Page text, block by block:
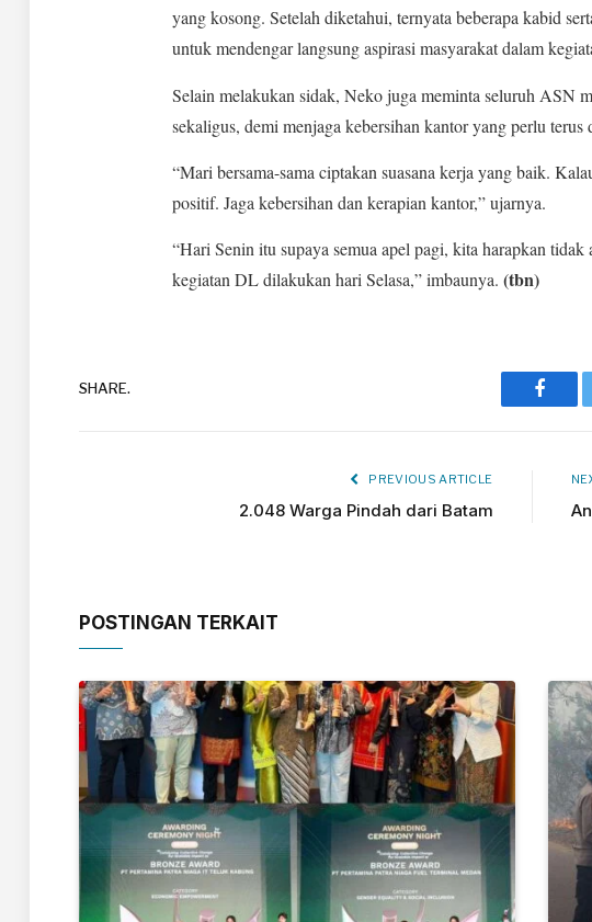
yang kosong. Setelah diketahui, ternyata beberapa kabid
untuk mendengar langsung aspirasi masyarakat dalam
Selain melakukan sidak, Neko juga meminta seluruh ASN
sekaligus, demi menjaga kebersihan kantor yang perlu terus
“Mari bersama-sama ciptakan suasana kerja yang baik.
positif. Jaga kebersihan dan kerapian kantor,” ujarnya.
“Hari Senin itu supaya semua apel pagi, kita harapkan
kegiatan DL dilakukan hari Selasa,” imbaunya. (tbn)
SHARE.
PREVIOUS ARTICLE
2.048 Warga Pindah dari Batam
POSTINGAN TERKAIT